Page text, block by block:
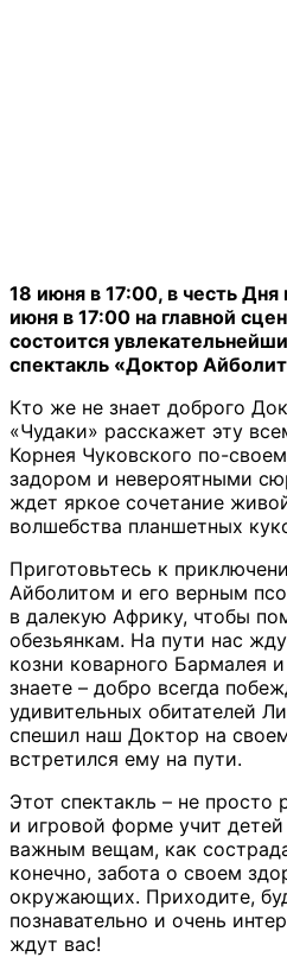
18 июня в 17:00, в честь
июня в 17:00 на главной
состоится
спектакль «Доктор
Кто же не знает доброго
«Чудаки» расскажет эту
Корнея Чуковского по-
задором и невероятными
ждет яркое сочетание
волшебства планшетных
Приготовьтесь к
Айболитом и его верным
в далекую Африку, чтобы
обезьянкам. На пути нас
козни коварного Бармалея
знаете – добро всегда
удивительных обитателей
спешил наш Доктор на
встретился ему на пути.
Этот спектакль – не просто
и игровой форме учит
важным вещам, как
конечно, забота о своем
окружающих. Приходите,
познавательно и очень
ждут вас!